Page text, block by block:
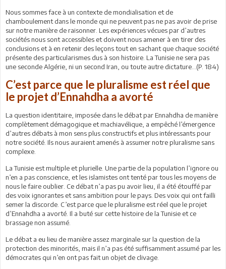
Nous sommes face à un contexte de mondialisation et de
chamboulement dans le monde qui ne peuvent pas ne pas avoir de prise
sur notre manière de raisonner. Les expériences vécues par d’autres
sociétés nous sont accessibles et doivent nous amener à en tirer des
conclusions et à en retenir des leçons tout en sachant que chaque société
présente des particularismes dus à son histoire. La Tunisie ne sera pas
une seconde Algérie, ni un second Iran, ou toute autre dictature…(P. 184)
C’est parce que le pluralisme est réel que
le projet d’Ennahdha a avorté
La question identitaire, imposée dans le débat par Ennahdha de manière
complètement démagogique et machiavélique, a empêché l’émergence
d’autres débats à mon sens plus constructifs et plus intéressants pour
notre société. Ils nous auraient amenés à assumer notre pluralisme sans
complexe.
La Tunisie est multiple et plurielle. Une partie de la population l’ignore ou
n’en a pas conscience, et les islamistes ont tenté par tous les moyens de
nous le faire oublier. Ce débat n’a pas pu avoir lieu, il a été étouffé par
des voix ignorantes et sans ambition pour le pays. Des voix qui ont failli
semer la discorde. C’est parce que le pluralisme est réel que le projet
d’Ennahdha a avorté. Il a buté sur cette histoire de la Tunisie et ce
brassage non assumé.
Le débat a eu lieu de manière assez marginale sur la question de la
protection des minorités, mais il n’a pas été suffisamment assumé par les
démocrates qui n’en ont pas fait un objet de clivage.